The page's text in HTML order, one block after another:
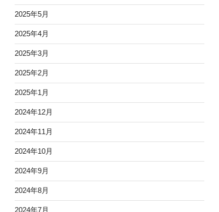
2025年5月
2025年4月
2025年3月
2025年2月
2025年1月
2024年12月
2024年11月
2024年10月
2024年9月
2024年8月
2024年7月